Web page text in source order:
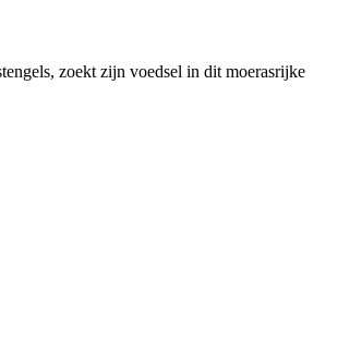
zoekt zijn voedsel in dit moerasrijke